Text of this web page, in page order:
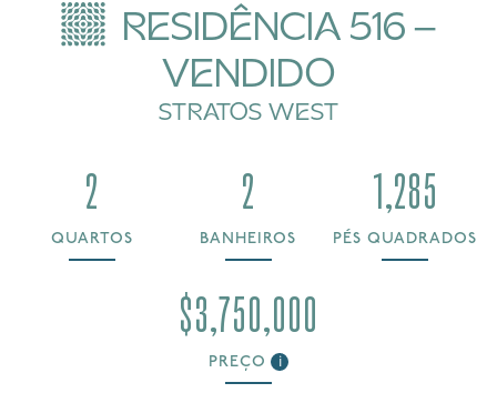
RESIDÊNCIA 516 -
VENDIDO
STRATOS WEST
2
QUARTOS
2
BANHEIROS
1,285
PÉS QUADRADOS
$3,750,000
PREÇO i